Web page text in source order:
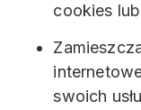
cookies
swoich